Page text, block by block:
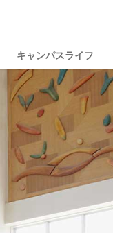
キャンパスライフ